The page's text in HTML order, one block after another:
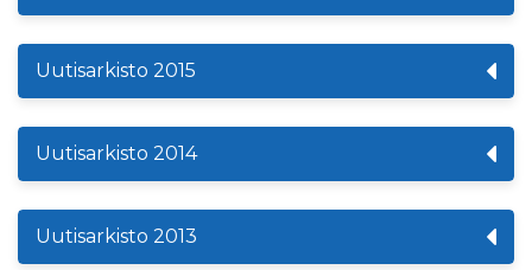
Uutisarkisto 2015
Uutisarkisto 2014
Uutisarkisto 2013